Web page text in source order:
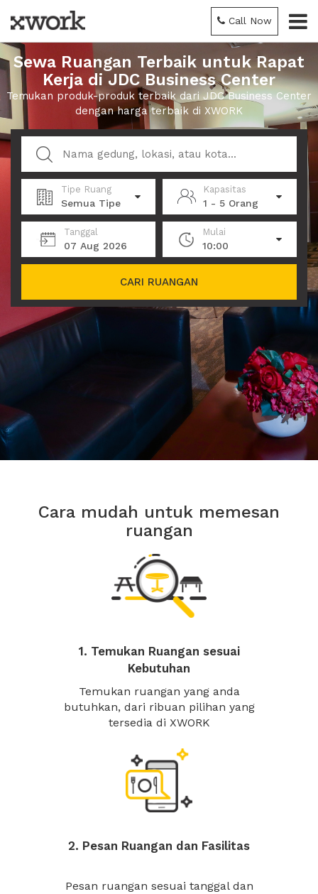
Call Now
Sewa Ruangan Terbaik untuk Rapat
Kerja di JDC Business Center
Temukan produk-produk terbaik dari JDC Business Center
dengan harga terbaik di XWORK
Tipe Ruang
Semua Tipe
Kapasitas
1 - 5 Orang
Tanggal
07 Aug 2026
Mulai
10:00
CARI RUANGAN
Cara mudah untuk memesan
ruangan
1. Temukan Ruangan sesuai
Kebutuhan
Temukan ruangan yang anda
butuhkan, dari ribuan pilihan yang
tersedia di XWORK
2. Pesan Ruangan dan Fasilitas
Pesan ruangan sesuai tanggal dan